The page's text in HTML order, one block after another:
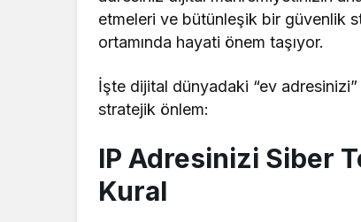
etmeleri ve bütünleşik bir güvenlik
ortamında hayati önem taşıyor.
İşte dijital dünyadaki “ev
stratejik önlem:
IP Adresinizi Siber
Kural